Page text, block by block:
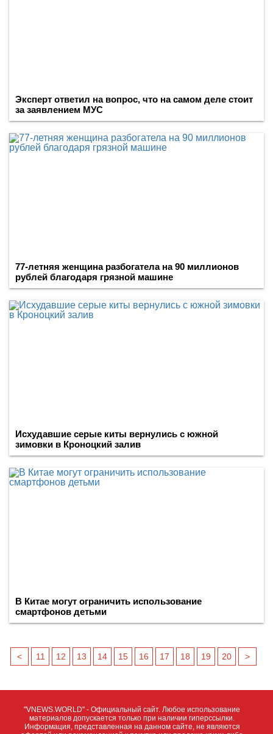
Эксперт ответил на вопрос, что на самом деле стоит
за заявлением МУС
77-летняя женщина разбогатела на 90 миллионов
рублей благодаря грязной машине
Исхудавшие серые киты вернулись с южной
зимовки в Кроноцкий залив
В Китае могут ограничить использование
смартфонов детьми
< 11 12 13 14 15 16 17 18 19 20 >
"VNEWS.WORLD" - Официальный сайт. Любое использование
материалов допускается только при наличии гиперссылки.
Информация, представленная на данном сайте, не являются